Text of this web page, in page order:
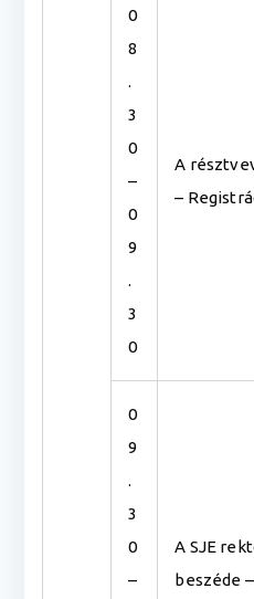
0
8
.
3
0
–
0
9
.
3
0
A
–
0
9
.
3
0
–
A SJE
beszéde